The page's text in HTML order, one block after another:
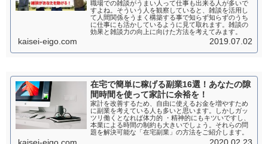
職場での雑談がうまい人って仕事も出来る人が多いで
すよね。そういう人を観察していると、雑談を活用し
て人間関係をうまく構築する事で知らず知らずのうち
に仕事にも活かしているように見て取れます。雑談の
効果と雑談力の向上に向けた方法を考えてみます。
kaisei-eigo.com 2019.07.02
在宅で簡単に稼げる副業16選！あなたの隙
間時間を使って家計に余裕を！
家計を改善するため、自由に使えるお金を増やすため
に副業を考えている人も多いと思います。しかしガッ
ツリ働くとなれば体力的 ・精神的にもキツいですし、
本業による時間の制約も大きいでしょう。それらの問
題を解決可能な「在宅副業」の方法をご紹介します。